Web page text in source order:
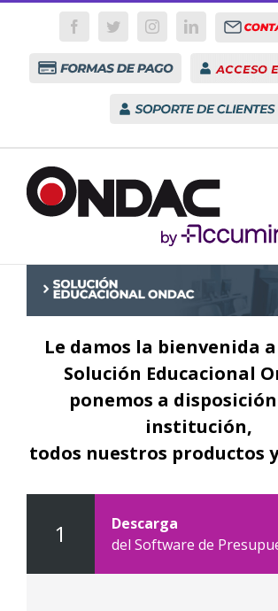
Skip
FacebookTwitterInstagramLinkedIn
Formas
de
Acceso
Estudiantes
Soporte
Le damos la bienvenida
Solución Educacional
ponemos a disposición
institución,
todos nuestros productos
1
Descarga
del Software de